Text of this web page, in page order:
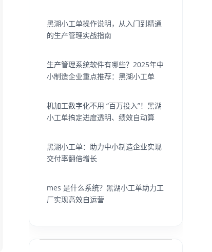
黑湖小工单操作说明，从入门到精通
的生产管理实战指南
生产管理系统软件有哪些？2025年中
小制造企业重点推荐：黑湖小工单
机加工数字化不用 “百万投入”！黑湖
小工单搞定进度透明、绩效自动算
黑湖小工单：助力中小制造企业实现
交付率翻倍增长
mes 是什么系统？黑湖小工单助力工
厂实现高效自运营